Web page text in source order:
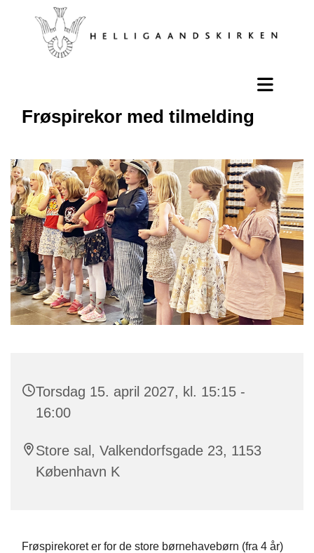
Frøspirekor med tilmelding
Torsdag 15. april 2027, kl. 15:15 -
16:00
Store sal, Valkendorfsgade 23, 1153
København K
Frøspirekoret er for de store børnehavebørn (fra 4 år)